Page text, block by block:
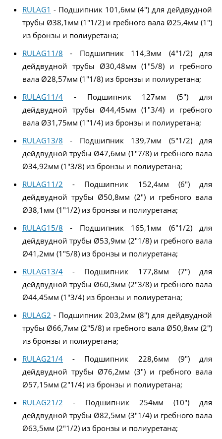
RULAG1 - Подшипник 101,6мм (4") для дейдвудной
трубы Ø38,1мм (1"1/2) и гребного вала Ø25,4мм (1")
из бронзы и полиуретана;
RULAG11/8 - Подшипник 114,3мм (4"1/2) для
дейдвудной трубы Ø30,48мм (1"5/8) и гребного
вала Ø28,57мм (1"1/8) из бронзы и полиуретана;
RULAG11/4 - Подшипник 127мм (5") для
дейдвудной трубы Ø44,45мм (1"3/4) и гребного
вала Ø31,75мм (1"1/4) из бронзы и полиуретана;
RULAG13/8 - Подшипник 139,7мм (5"1/2) для
дейдвудной трубы Ø47,6мм (1"7/8) и гребного вала
Ø34,92мм (1"3/8) из бронзы и полиуретана;
RULAG11/2 - Подшипник 152,4мм (6") для
дейдвудной трубы Ø50,8мм (2") и гребного вала
Ø38,1мм (1"1/2) из бронзы и полиуретана;
RULAG15/8 - Подшипник 165,1мм (6"1/2) для
дейдвудной трубы Ø53,9мм (2"1/8) и гребного вала
Ø41,2мм (1"5/8) из бронзы и полиуретана;
RULAG13/4 - Подшипник 177,8мм (7") для
дейдвудной трубы Ø60,3мм (2"3/8) и гребного вала
Ø44,45мм (1"3/4) из бронзы и полиуретана;
RULAG2 - Подшипник 203,2мм (8") для дейдвудной
трубы Ø66,7мм (2"5/8) и гребного вала Ø50,8мм (2")
из бронзы и полиуретана;
RULAG21/4 - Подшипник 228,6мм (9") для
дейдвудной трубы Ø76,2мм (3") и гребного вала
Ø57,15мм (2"1/4) из бронзы и полиуретана;
RULAG21/2 - Подшипник 254мм (10") для
дейдвудной трубы Ø82,5мм (3"1/4) и гребного вала
Ø63,5мм (2"1/2) из бронзы и полиуретана;